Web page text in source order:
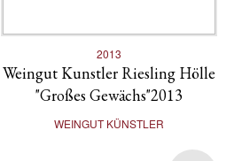
2013
Weingut Kunstler Riesling Hölle
"Großes Gewächs"2013
WEINGUT KÜNSTLER